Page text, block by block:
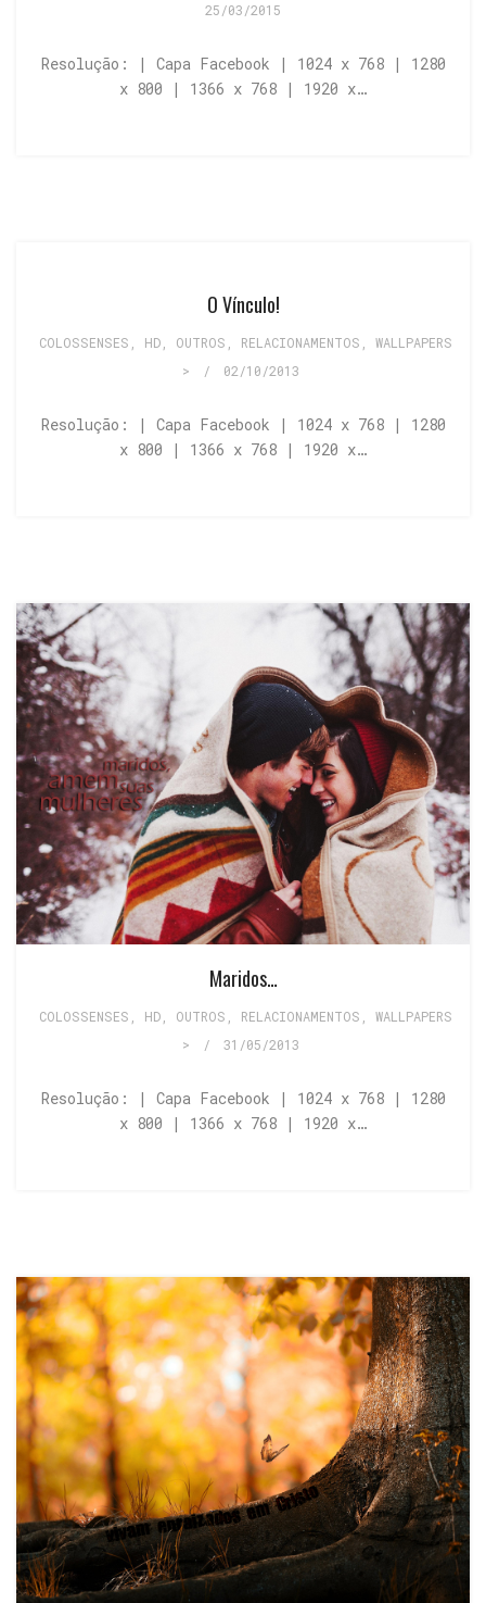
25/03/2015
Resolução: | Capa Facebook | 1024 x 768 | 1280
x 800 | 1366 x 768 | 1920 x…
O Vínculo!
COLOSSENSES HD OUTROS RELACIONAMENTOS
WALLPAPERS
>
/ 02/10/2013
Resolução: | Capa Facebook | 1024 x 768 | 1280
x 800 | 1366 x 768 | 1920 x…
Maridos…
COLOSSENSES HD OUTROS RELACIONAMENTOS
WALLPAPERS
>
/ 31/05/2013
Resolução: | Capa Facebook | 1024 x 768 | 1280
x 800 | 1366 x 768 | 1920 x…